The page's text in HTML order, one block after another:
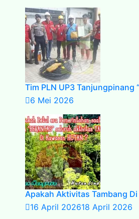
Tim PLN UP3 Tanjungpinang
6 Mei 2026
Apakah Aktivitas Tambang
16 April 202618 April 2026